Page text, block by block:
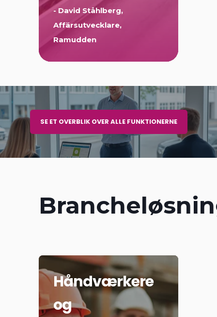
- David Ståhlberg,
Affärsutvecklare,
Ramudden
SE ET OVERBLIK OVER ALLE FUNKTIONERNE
Håndværkere
og